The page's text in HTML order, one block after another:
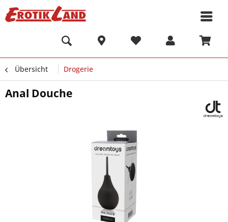
Übersicht Drogerie
Anal Douche